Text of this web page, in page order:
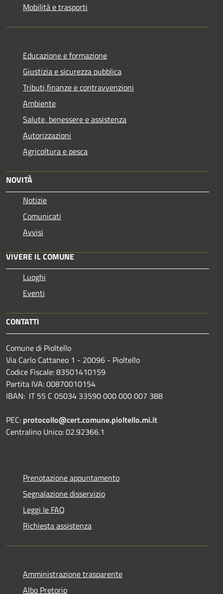
Mobilità e trasporti
Educazione e formazione
Giustizia e sicurezza pubblica
Tributi,finanze e contravvenzioni
Ambiente
Salute, benessere e assistenza
Autorizzazioni
Agricoltura e pesca
NOVITÀ
Notizie
Comunicati
Avvisi
VIVERE IL COMUNE
Luoghi
Eventi
CONTATTI
Comune di Pioltello
Via Carlo Cattaneo 1 - 20096 - Pioltello
Codice Fiscale: 83501410159
Partita IVA: 00870010154
IBAN: IT 55 C 05034 33590 000 000 007 388
PEC: protocollo@cert.comune.pioltello.mi.it
Centralino Unico: 02.92366.1
Prenotazione appuntamento
Segnalazione disservizio
Leggi le FAQ
Richiesta assistenza
Amministrazione trasparente
Albo Pretorio